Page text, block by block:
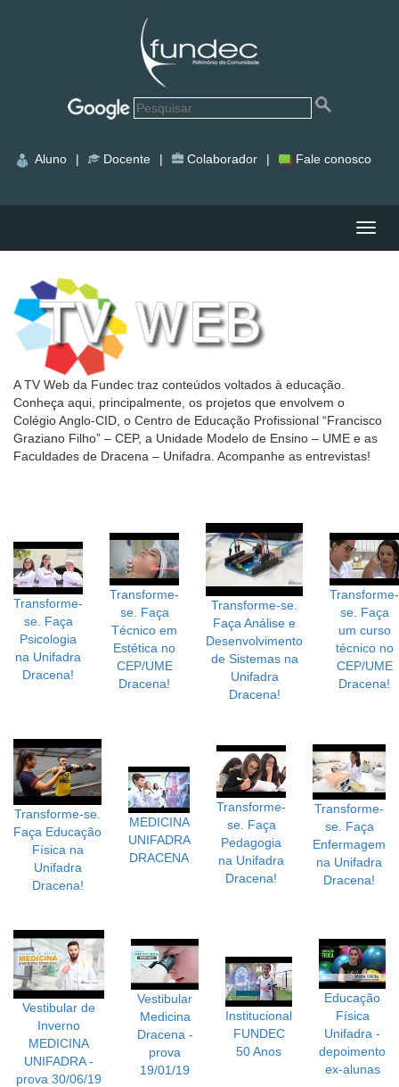
Aluno | Docente | Colaborador | Fale conosco
A TV Web da Fundec traz conteúdos voltados à educação.
Conheça aqui, principalmente, os projetos que envolvem o
Colégio Anglo-CID, o Centro de Educação Profissional “Francisco
Graziano Filho” – CEP, a Unidade Modelo de Ensino – UME e as
Faculdades de Dracena – Unifadra. Acompanhe as entrevistas!
Transforme-
se. Faça
Psicologia
na Unifadra
Dracena!
Transforme-
se. Faça
Técnico em
Estética no
CEP/UME
Dracena!
Transforme-se.
Faça Análise e
Desenvolvimento
de Sistemas na
Unifadra
Dracena!
Transforme-
se. Faça
um curso
técnico no
CEP/UME
Dracena!
Transforme-se.
Faça Educação
Física na
Unifadra
Dracena!
MEDICINA
UNIFADRA
DRACENA
Transforme-
se. Faça
Pedagogia
na Unifadra
Dracena!
Transforme-
se. Faça
Enfermagem
na Unifadra
Dracena!
Vestibular de
Inverno
MEDICINA
UNIFADRA -
prova 30/06/19
Vestibular
Medicina
Dracena -
prova
19/01/19
Institucional
FUNDEC
50 Anos
Educação
Física
Unifadra -
depoimento
ex-alunas